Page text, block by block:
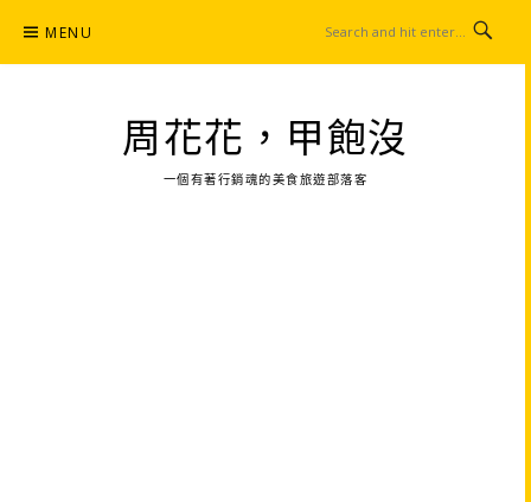
content
MENU
周花花，甲飽沒
一個有著行銷魂的美食旅遊部落客